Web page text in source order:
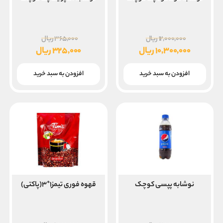
۱۲,۰۰۰,۰۰۰ریال
اصلی
بود.
۱۰,۳۰۰,۰۰۰ریال
فعلی
افزودن به سبد خرید
۳۶۵,۰۰۰ریال
اصلی
بود.
۳۲۵,۰۰۰ریال
فعلی
افزودن به سبد خرید
نوشابه پپسی کوچک قهوه فوری تیمز۱*۳(پاکتی)